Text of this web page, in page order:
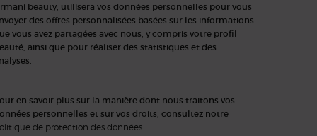
beauty, utilisera vos données personnelles pour vous
des offres personnalisées basées sur les informations
vous avez partagées avec nous, y compris votre profil
ainsi que pour réaliser des statistiques et des
en savoir plus sur la manière dont nous traitons vos
personnelles et sur vos droits, consultez notre
de protection des données